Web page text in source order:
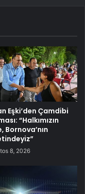
Eşki’den Çamdibi
“Halkımızın
Bornova’nın
8, 2026